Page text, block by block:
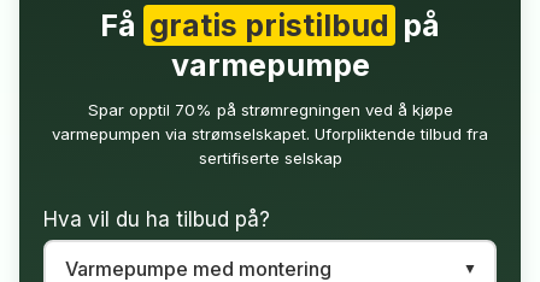
Få gratis pristilbud på
varmepumpe
Spar opptil 70% på strømregningen ved å kjøpe
varmepumpen via strømselskapet. Uforpliktende tilbud fra
sertifiserte selskap
Hva vil du ha tilbud på?